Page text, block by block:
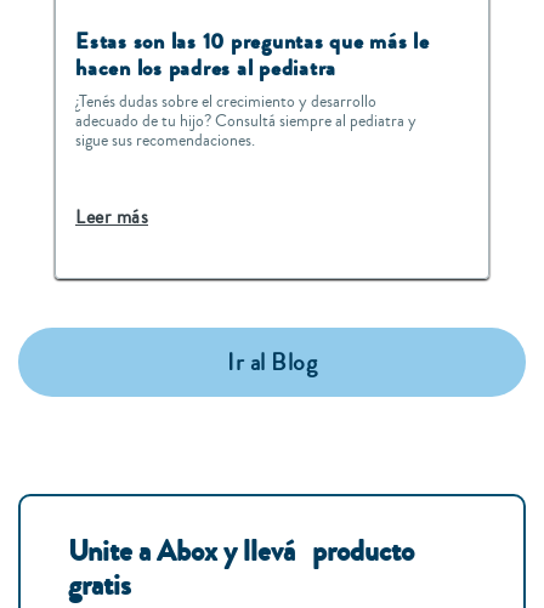
Estas son las 10 preguntas que más le
hacen los padres al pediatra
¿Tenés dudas sobre el crecimiento y desarrollo
adecuado de tu hijo? Consultá siempre al pediatra y
sigue sus recomendaciones.
Leer más
Ir al Blog
Unite a Abox y llevá producto
gratis